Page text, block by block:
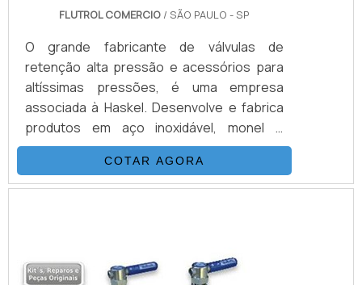
FLUTROL COMERCIO / SÃO PAULO - SP
O grande fabricante de válvulas de
retenção alta pressão e acessórios para
altíssimas pressões, é uma empresa
associada à Haskel. Desenvolve e fabrica
produtos em aço inoxidável, monel e
hasteloy, seus principais ítens são válvulas
esfera, agulha, retenção, tubos conexões
e niple. Também fornece equipamentos
sistemas para g...
COTAR AGORA